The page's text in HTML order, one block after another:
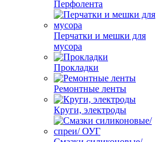
Перфолента
Перчатки и мешки для
мусора
Прокладки
Ремонтные ленты
Круги, электроды